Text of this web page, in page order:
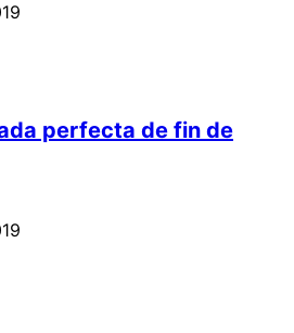
perfecta de fin de